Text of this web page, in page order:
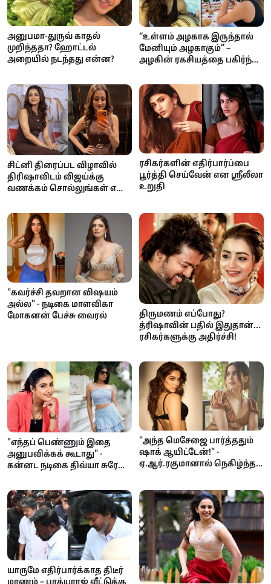
அனுபமா-துருவ் காதல்
முறிந்ததா? ஹோட்டல்
அறையில் நடந்தது என்ன?
“உள்ளம் அழகாக இருந்தால்
மேனியும் அழகாகும்” –
அழகின் ரகசியத்தை பகிர்ந்த
சிட்னி திரைப்பட விழாவில்
திரிஷாவிடம் விஜய்க்கு
வணக்கம் சொல்லுங்கள் என
காணொளி
ரசிகர்களின் எதிர்பார்ப்பை
பூர்த்தி செய்வேன் என ஸ்ரீலீலா
உறுதி
"கவர்ச்சி தவறான விஷயம்
அல்ல" - நடிகை மாளவிகா
மோகனன் பேச்சு வைரல்
திருமணம் எப்போது?
த்ரிஷாவின் பதில் இதுதான்...
ரசிகர்களுக்கு அதிர்ச்சி!
"எந்தப் பெண்ணும் இதை
அனுபவிக்கக் கூடாது" -
கன்னட நடிகை திவ்யா சுரேஷ்
தொல்லை; பெங்களூர்
போலீசுக்கு கேள்வி!
"அந்த மெசேஜை பார்த்ததும்
ஷாக் ஆயிட்டேன்!" -
ஏ.ஆர்.ரகுமானால் நெகிழ்ந்த
யாருமே எதிர்பார்க்காத திடீர்